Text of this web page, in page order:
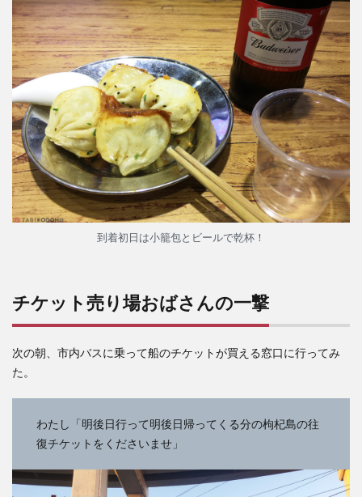
く
7
海鮮
麺が
い
8
上海
へ戻
る
到着初日は小籠包とビールで乾杯！
チケット売り場おばさんの一撃
次の朝、市内バスに乗って船のチケットが買える窓口に行ってみ
た。
わたし「明後日行って明後日帰ってくる分の枸杞島の往
復チケットをくださいませ」